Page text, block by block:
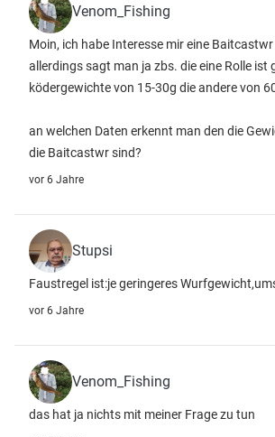
Venom_Fishing
Moin, ich habe Interesse mir eine
allerdings sagt man ja zbs. die eine Rolle ist
ködergewichte von 15-30g die andere von
an welchen Daten erkennt man den die
die Baitcastwr sind?
vor 6 Jahre
Stupsi
Faustregel ist:je geringeres
vor 6 Jahre
Venom_Fishing
das hat ja nichts mit meiner Frage zu tun